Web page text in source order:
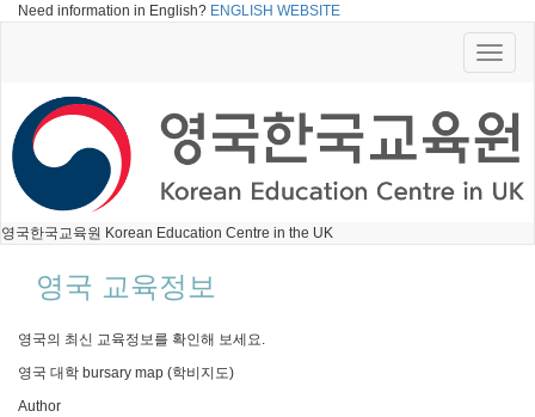
Need information in English? ENGLISH WEBSITE
Toggle
영국한국교육원 Korean Education Centre in the UK
영국 교육정보
영국의 최신 교육정보를 확인해 보세요.
영국 대학 bursary map (학비지도)
Author